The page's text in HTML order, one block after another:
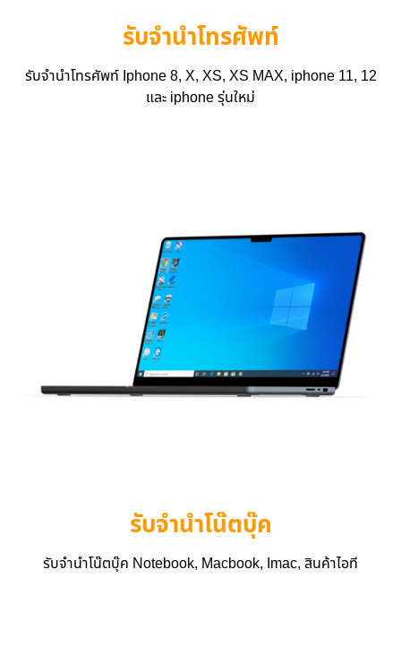
รับจำนำโทรศัพท์
รับจำนำโทรศัพท์ Iphone 8, X, XS, XS MAX, iphone 11, 12
และ iphone รุ่นใหม่
รับจำนำโน๊ตบุ๊ค
รับจำนำโน๊ตบุ๊ค Notebook, Macbook, Imac, สินค้าไอที